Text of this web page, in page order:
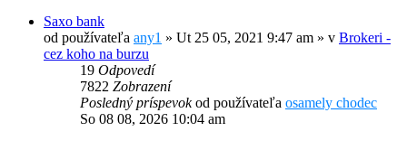
Saxo bank
od používateľa any1 » Ut 25 05, 2021 9:47 am » v Brokeri -
cez koho na burzu
19 Odpovedí
7822 Zobrazení
Posledný príspevokod používateľa osamely chodec
So 08 08, 2026 10:04 am